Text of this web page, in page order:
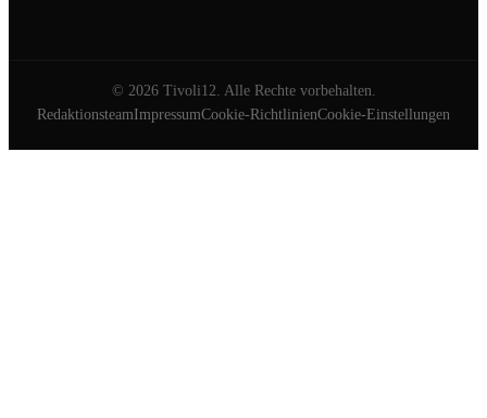
© 2026Tivoli12. Alle Rechte vorbehalten.
RedaktionsteamImpressumCookie-RichtlinienCookie-Einstellungen